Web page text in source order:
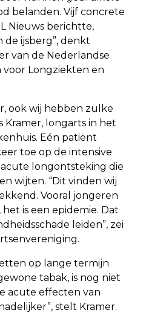
belanden. Vijf concrete
Nieuws berichtte,
de ijsberg”, denkt
van de Nederlandse
voor Longziekten en
ook wij hebben zulke
Kramer, longarts in het
Eén patiënt
toe op de intensive
longontsteking die
wijten. “Dit vinden wij
Vooral jongeren
is een epidemie. Dat
leiden”, zei
op lange termijn
tabak, is nog niet
acute effecten van
stelt Kramer.